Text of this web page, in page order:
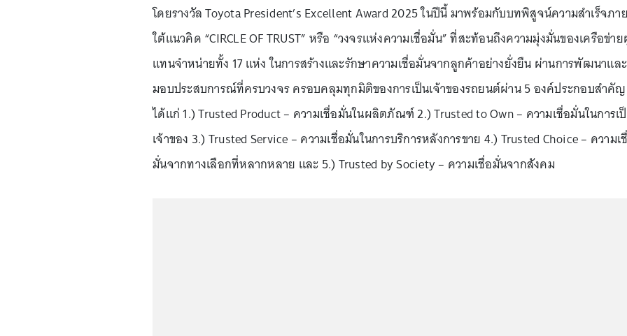
โดยรางวัล Toyota President’s Excellent Award 2025 ในปีนี้ มาพร้อมกับบทพิสูจน์ความสำเร็จภาย
ใต้แนวคิด “CIRCLE OF TRUST” หรือ “วงจรแห่งความเชื่อมั่น” ที่สะท้อนถึงความมุ่งมั่นของเครือข่า
แทนจำหน่ายทั้ง 17 แห่ง ในการสร้างและรักษาความเชื่อมั่นจากลูกค้าอย่างยั่งยืน ผ่านการพัฒนาแล
มอบประสบการณ์ที่ครบวงจร ครอบคลุมทุกมิติของการเป็นเจ้าของรถยนต์ผ่าน 5 องค์ประกอบสำคัญ
ได้แก่ 1.) Trusted Product – ความเชื่อมั่นในผลิตภัณฑ์ 2.) Trusted to Own – ความเชื่อมั่นในการเ
เจ้าของ 3.) Trusted Service – ความเชื่อมั่นในการบริการหลังการขาย 4.) Trusted Choice – ความเ
มั่นจากทางเลือกที่หลากหลาย และ 5.) Trusted by Society – ความเชื่อมั่นจากสังคม